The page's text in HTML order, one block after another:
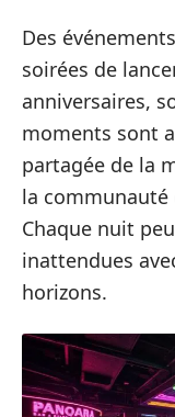
Des
soirées de
anniversaires,
moments sont
partagée de la
la
Chaque nuit
inattendues
horizons.